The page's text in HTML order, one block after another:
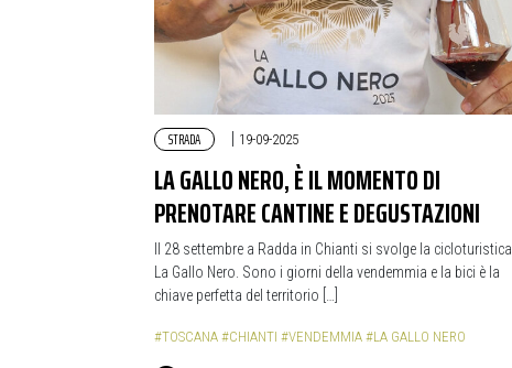
STRADA | 19-09-2025
LA GALLO NERO, È IL MOMENTO DI
PRENOTARE CANTINE E DEGUSTAZIONI
Il 28 settembre a Radda in Chianti si svolge la cicloturistica
La Gallo Nero. Sono i giorni della vendemmia e la bici è la
chiave perfetta del territorio […]
#TOSCANA #CHIANTI #VENDEMMIA #LA GALLO NERO